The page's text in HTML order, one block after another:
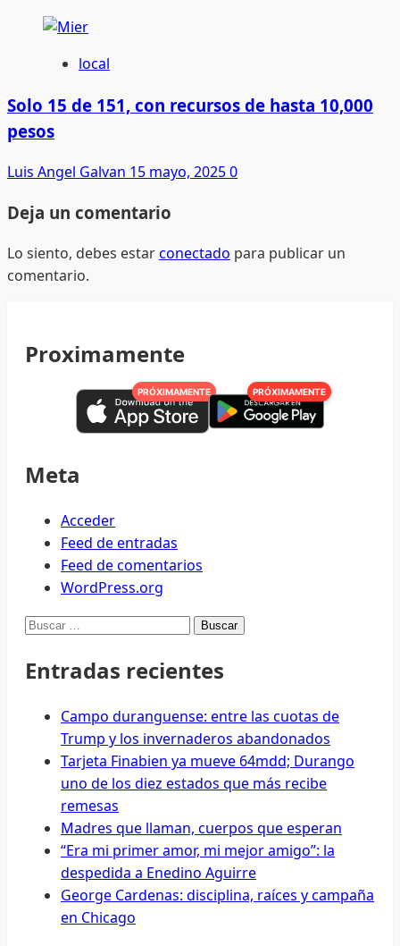
local
Solo 15 de 151, con recursos de hasta 10,000
pesos
Luis Angel Galvan 15 mayo, 20250
Deja un comentario
Lo siento, debes estarconectado para publicar un
comentario.
Proximamente
PRÓXIMAMENTE PRÓXIMAMENTE
Meta
Acceder
Feed de entradas
Feed de comentarios
WordPress.org
Buscar:
Entradas recientes
Campo duranguense: entre las cuotas de
Trump y los invernaderos abandonados
Tarjeta Finabien ya mueve 64mdd; Durango
uno de los diez estados que más recibe
remesas
Madres que llaman, cuerpos que esperan
“Era mi primer amor, mi mejor amigo”: la
despedida a Enedino Aguirre
George Cardenas: disciplina, raíces y campaña
en Chicago